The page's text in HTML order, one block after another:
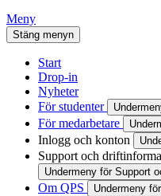
Meny
Stäng menyn
Start
Drop-in
Nyheter
För studenter
För medarbetare
Inlogg och konton
Support och
Undermeny för Support
Om QPS Undermeny